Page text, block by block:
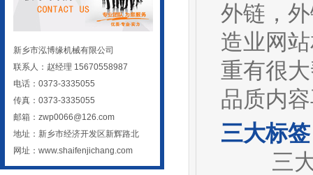
新乡市泓博缘机械有限公司
联系人：赵经理 15670558987
电话：0373-3335055
传真：0373-3335055
邮箱：zwp0066@126.com
地址：新乡市经济开发区新辉路北
网址： www.shaifenjichang.com
外链，
造业网
重有很
品质内
三大标
三大标